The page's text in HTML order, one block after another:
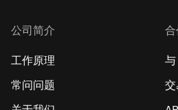
公司简介
工作原理
常问问题